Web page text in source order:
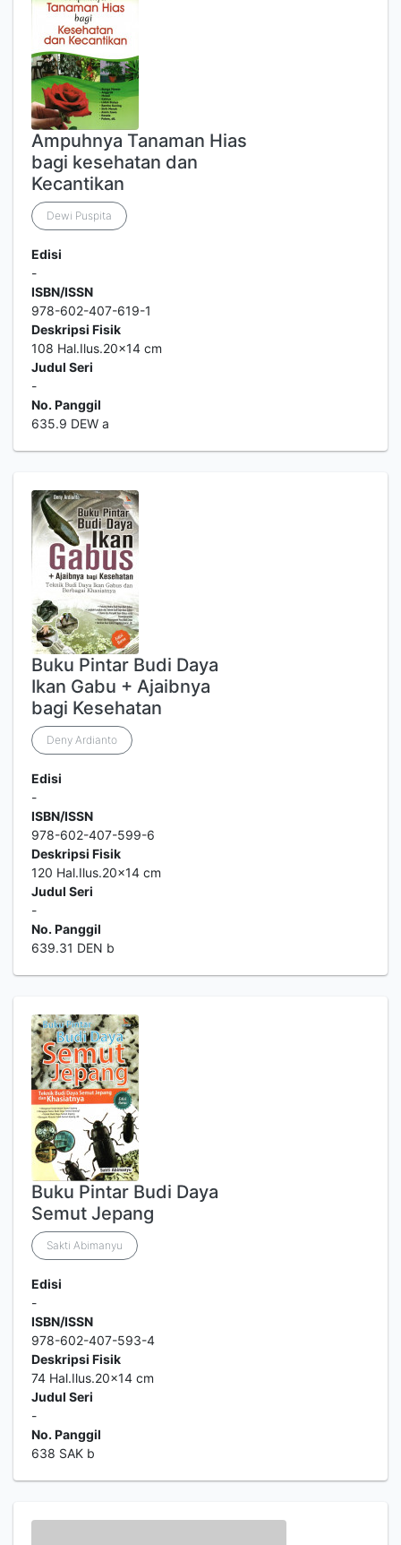
Ampuhnya Tanaman Hias
bagi kesehatan dan
Kecantikan
Dewi Puspita
Edisi
-
ISBN/ISSN
978-602-407-619-1
Deskripsi Fisik
108 Hal.Ilus.20x14 cm
Judul Seri
-
No. Panggil
635.9 DEW a
Buku Pintar Budi Daya
Ikan Gabu + Ajaibnya
bagi Kesehatan
Deny Ardianto
Edisi
-
ISBN/ISSN
978-602-407-599-6
Deskripsi Fisik
120 Hal.Ilus.20x14 cm
Judul Seri
-
No. Panggil
639.31 DEN b
Buku Pintar Budi Daya
Semut Jepang
Sakti Abimanyu
Edisi
-
ISBN/ISSN
978-602-407-593-4
Deskripsi Fisik
74 Hal.Ilus.20x14 cm
Judul Seri
-
No. Panggil
638 SAK b